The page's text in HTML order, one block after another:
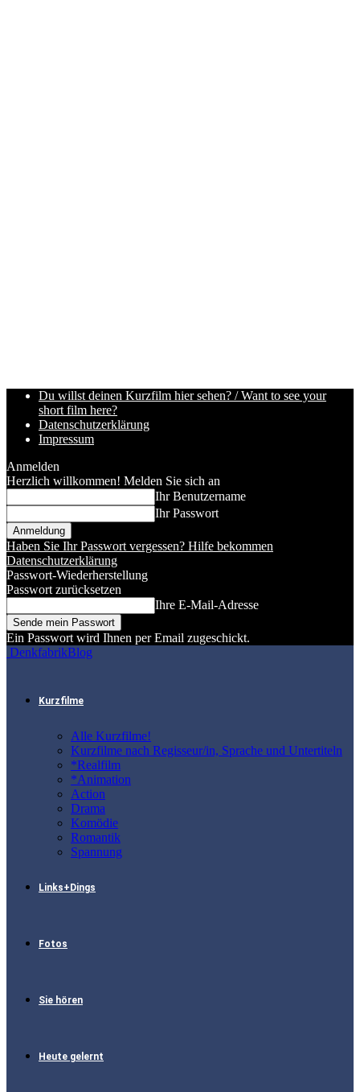
Du willst deinen Kurzfilm hier sehen? / Want to see your
short film here?
Datenschutzerklärung
Impressum
Anmelden
Herzlich willkommen! Melden Sie sich an
Ihr Benutzername
Ihr Passwort
Haben Sie Ihr Passwort vergessen? Hilfe bekommen
Datenschutzerklärung
Passwort-Wiederherstellung
Passwort zurücksetzen
Ihre E-Mail-Adresse
Ein Passwort wird Ihnen per Email zugeschickt.
DenkfabrikBlog
Kurzfilme
Alle Kurzfilme!
Kurzfilme nach Regisseur/in, Sprache und Untertiteln
*Realfilm
*Animation
Action
Drama
Komödie
Romantik
Spannung
Links+Dings
Fotos
Sie hören
Heute gelernt